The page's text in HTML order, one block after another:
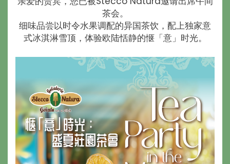
茶会。
细味品尝以时令水果调配的异国茶饮，配上独家意
式冰淇淋雪顶，体验欧陆恬静的惬「意」时光。